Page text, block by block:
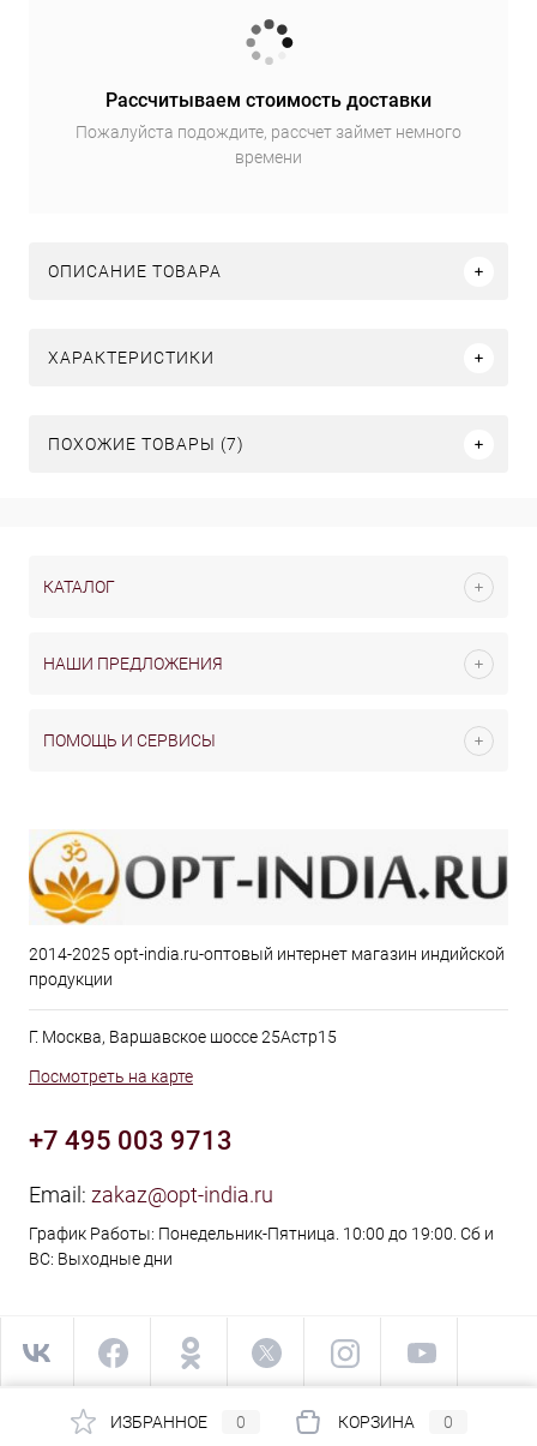
Рассчитываем стоимость доставки
Пожалуйста подождите, рассчет займет немного
времени
ОПИСАНИЕ ТОВАРА
ХАРАКТЕРИСТИКИ
ПОХОЖИЕ ТОВАРЫ (7)
КАТАЛОГ
НАШИ ПРЕДЛОЖЕНИЯ
ПОМОЩЬ И СЕРВИСЫ
2014-2025 opt-india.ru-оптовый интернет магазин индийской
продукции
Г. Москва, Варшавское шоссе 25Астр15
Посмотреть на карте
+7 495 003 9713
Email: zakaz@opt-india.ru
График Работы: Понедельник-Пятница. 10:00 до 19:00. Сб и
ВС: Выходные дни
ИЗБРАННОЕ 0 КОРЗИНА 0